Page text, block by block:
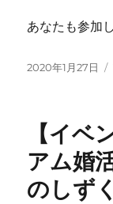
あなたも参加
投
2020年1月27日
【イベ
アム婚
のしず